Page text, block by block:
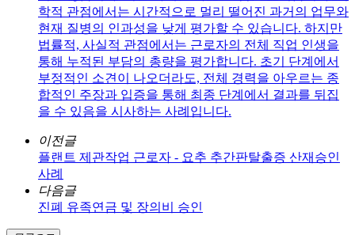
학적 관점에서는 시간적으로 멀리 떨어진 과거의 업무와
현재 질병의 인과성을 낮게 평가할 수 있습니다. 하지만
법률적, 사실적 관점에서는 근로자의 전체 직업 인생을
통해 누적된 부담의 총량을 평가합니다. 초기 단계에서
부정적인 소견이 나오더라도, 전체 경력을 아우르는 종
합적인 주장과 입증을 통해 최종 단계에서 결과를 뒤집
을 수 있음을 시사하는 사례입니다.
이전글
플랜트 제관작업 근로자 - 요추 추간판탈출증 산재승인
사례
다음글
진폐 유족연금 및 장의비 승인